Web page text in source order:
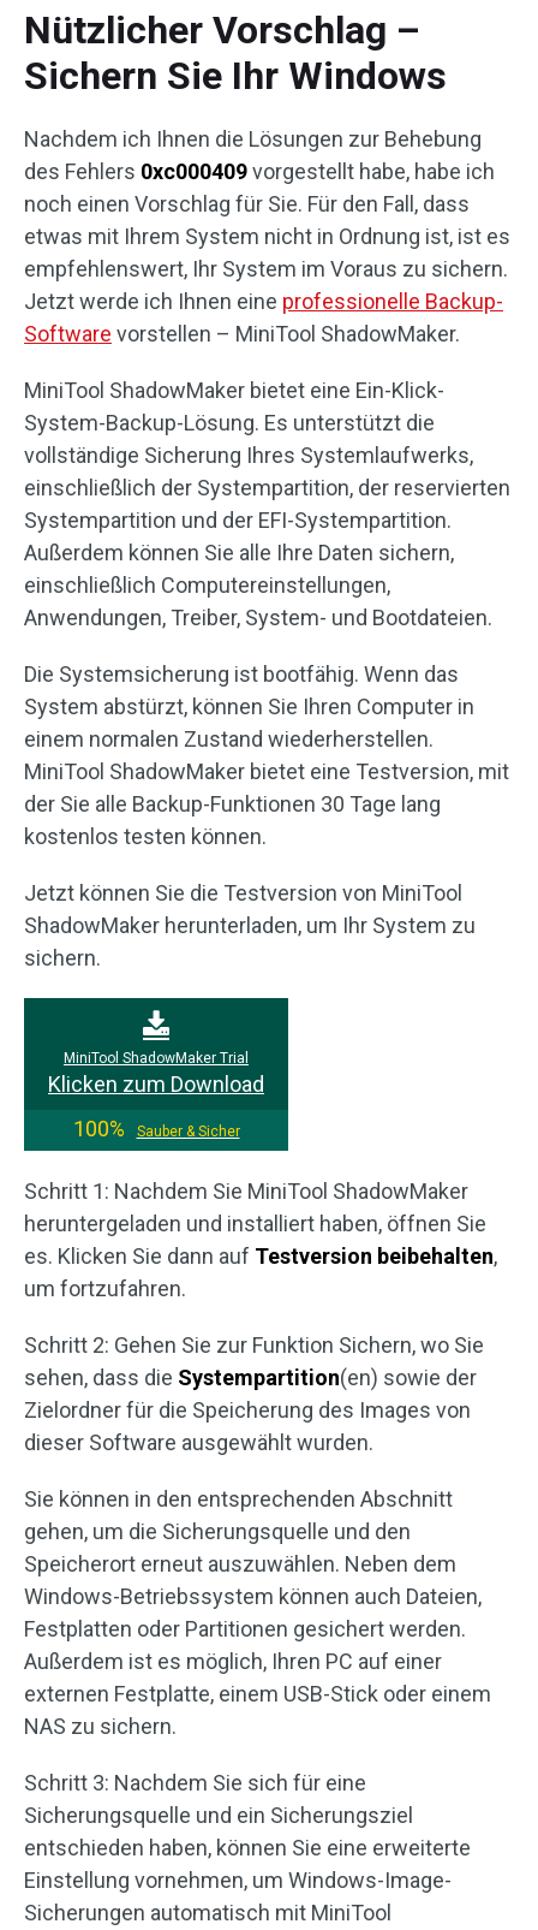
Nützlicher Vorschlag –
Sichern Sie Ihr Windows
Nachdem ich Ihnen die Lösungen zur Behebung
des Fehlers 0xc000409vorgestellt habe, habe ich
noch einen Vorschlag für Sie. Für den Fall, dass
etwas mit Ihrem System nicht in Ordnung ist, ist es
empfehlenswert, Ihr System im Voraus zu sichern.
Jetzt werde ich Ihnen eine professionelle Backup-
Software vorstellen – MiniTool ShadowMaker.
MiniTool ShadowMaker bietet eine Ein-Klick-
System-Backup-Lösung. Es unterstützt die
vollständige Sicherung Ihres Systemlaufwerks,
einschließlich der Systempartition, der reservierten
Systempartition und der EFI-Systempartition.
Außerdem können Sie alle Ihre Daten sichern,
einschließlich Computereinstellungen,
Anwendungen, Treiber, System- und Bootdateien.
Die Systemsicherung ist bootfähig. Wenn das
System abstürzt, können Sie Ihren Computer in
einem normalen Zustand wiederherstellen.
MiniTool ShadowMaker bietet eine Testversion, mit
der Sie alle Backup-Funktionen 30 Tage lang
kostenlos testen können.
Jetzt können Sie die Testversion von MiniTool
ShadowMaker herunterladen, um Ihr System zu
sichern.
MiniTool ShadowMaker Trial
Klicken zum Download
100%
Sauber & Sicher
Schritt 1: Nachdem Sie MiniTool ShadowMaker
heruntergeladen und installiert haben, öffnen Sie
es. Klicken Sie dann auf Testversion beibehalten,
um fortzufahren.
Schritt 2: Gehen Sie zur Funktion Sichern, wo Sie
sehen, dass die Systempartition(en) sowie der
Zielordner für die Speicherung des Images von
dieser Software ausgewählt wurden.
Sie können in den entsprechenden Abschnitt
gehen, um die Sicherungsquelle und den
Speicherort erneut auszuwählen. Neben dem
Windows-Betriebssystem können auch Dateien,
Festplatten oder Partitionen gesichert werden.
Außerdem ist es möglich, Ihren PC auf einer
externen Festplatte, einem USB-Stick oder einem
NAS zu sichern.
Schritt 3: Nachdem Sie sich für eine
Sicherungsquelle und ein Sicherungsziel
entschieden haben, können Sie eine erweiterte
Einstellung vornehmen, um Windows-Image-
Sicherungen automatisch mit MiniTool